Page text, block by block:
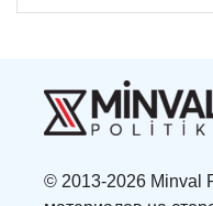
© 2013-2026 Minval